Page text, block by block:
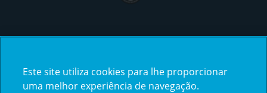
certification2certification3
Este site utiliza cookies para lhe proporcionar
uma melhor experiência de navegação.